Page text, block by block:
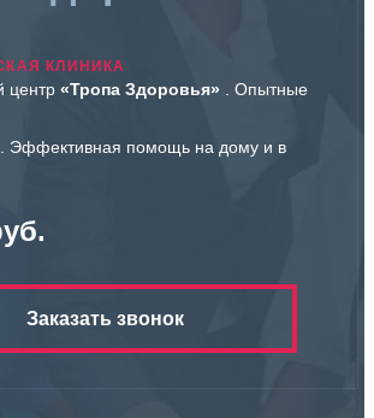
КЛИНИКА
центр «Тропа Здоровья» . Опытные
Эффективная помощь на дому и в
Заказать звонок